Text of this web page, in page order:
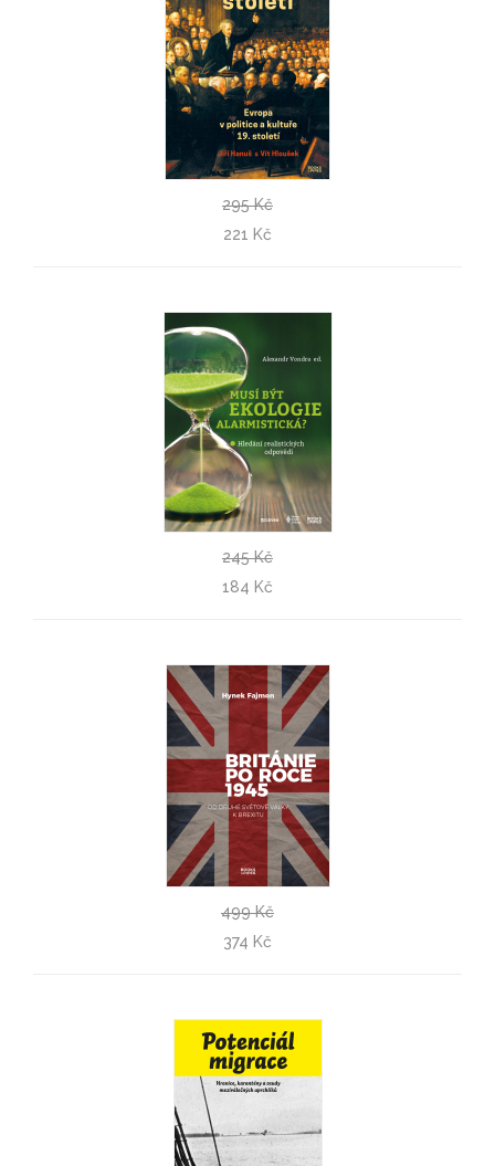
Předminulé století
295 Kč
221 Kč
Alexandr Vondra
Musí být ekologie alarmistická?
245 Kč
184 Kč
Hynek Fajmon
Británie po roce 1945
499 Kč
374 Kč